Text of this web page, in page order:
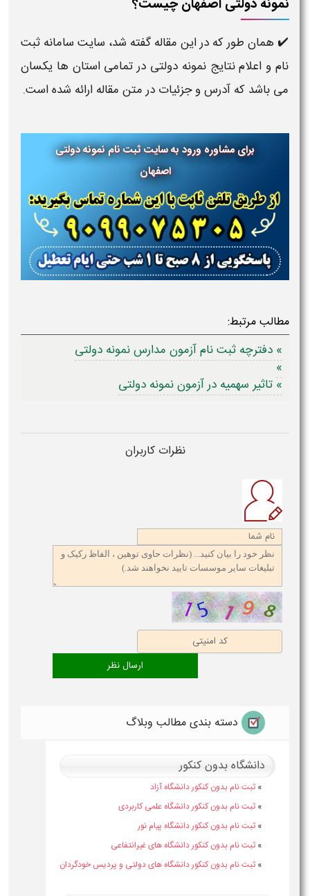
نمونه دولتی اصفهان چیست؟
✔️ همان طور که در این مقاله گفته شد، سایت سامانه ثبت
نام و اعلام نتایج نمونه دولتی در تمامی استان ها یکسان
می باشد که آدرس و جزئیات در متن مقاله ارائه شده است.
برای مشاوره ورود به سایت ثبت نام نمونه دولتی
اصفهان
مطالب مرتبط:
» دفترچه ثبت نام آزمون مدارس نمونه دولتی
»
» تاثیر سهمیه در آزمون نمونه دولتی
نظرات کاربران
دسته بندی مطالب وبلاگ
دانشگاه بدون کنکور
» ثبت نام بدون کنکور دانشگاه آزاد
» ثبت نام بدون کنکور دانشگاه علمی کاربردی
» ثبت نام بدون کنکور دانشگاه پیام نور
» ثبت نام بدون کنکور دانشگاه های غیرانتفاعی
» ثبت نام بدون کنکور دانشگاه های دولتی و پردیس خودگردان